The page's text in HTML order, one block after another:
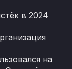
в 2024
на